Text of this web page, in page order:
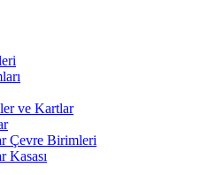
ve Kartlar
Çevre Birimleri
Kasası